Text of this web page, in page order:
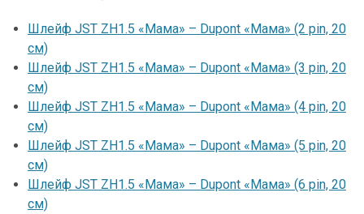
Шлейф JST ZH1.5 «Мама» – Dupont «Мама» (2 pin, 20
см)
Шлейф JST ZH1.5 «Мама» – Dupont «Мама» (3 pin, 20
см)
Шлейф JST ZH1.5 «Мама» – Dupont «Мама» (4 pin, 20
см)
Шлейф JST ZH1.5 «Мама» – Dupont «Мама» (5 pin, 20
см)
Шлейф JST ZH1.5 «Мама» – Dupont «Мама» (6 pin, 20
см)